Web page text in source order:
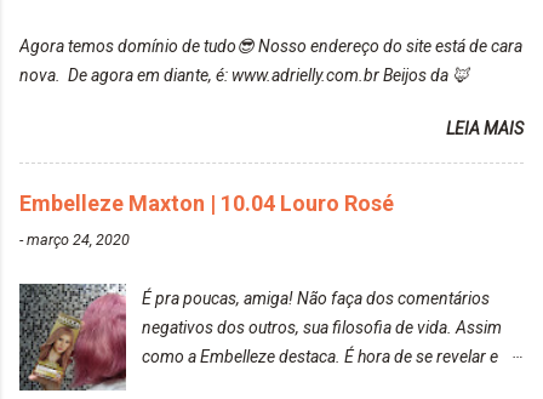
de inúmeras lavagens, meu cabelo teve um bom
desbotamento da cor, ele ficou um rosa bem suave,
DekapColor. Adorei o resultado da limpeza. Ficou
DekapColor "Minha mãe é lindaaaaa" Para quem
não conhece, o DekapColor é um p...
Agora temos domínio de tudo😎 Nosso endereço do site está de cara
nova. De agora em diante, é: www.adrielly.com.br Beijos da 🦊
LEIA MAIS
Embelleze Maxton | 10.04 Louro Rosé
-março 24, 2020
É pra poucas, amiga! Não faça dos comentários
negativos dos outros, sua filosofia de vida. Assim
como a Embelleze destaca. É hora de se revelar e